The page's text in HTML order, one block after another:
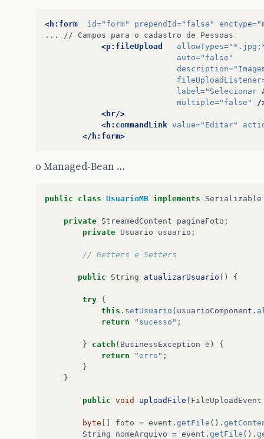
<h:form id="form" prependId="false" enctype=
...
// Campos para o cadastro de
<p:fileUpload
allowTypes=
auto="false"
description=
label="Selecionar
multiple="false"
/
<br/>
<h:commandLink value="Editar"
</h:form>
o Managed-Bean …
public class UsuarioMB implements Serializable
private StreamedContent paginaFoto ;
private Usuario usuario ;
// Getters e Setters
public String atualizarUsuario () {
try {
this . setUsuario ( usuarioComponent .
return
"sucesso" ;
} catch ( BusinessException e )
{
return
"erro" ;
}
}
public void uploadFile ( FileUploadEvent
byte [] foto = event . getFile ().
String
nomeArquivo = event . getFile ().